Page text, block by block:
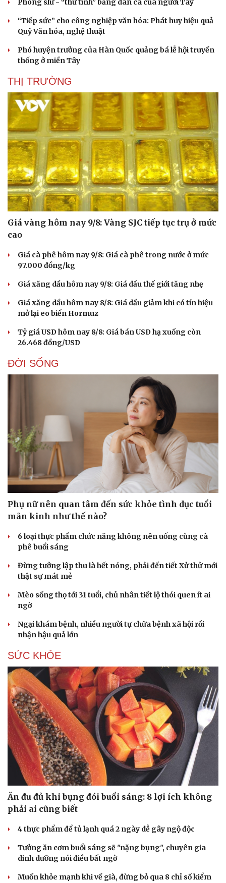
Văn hóa
Sân khấu - Điện ảnh
Văn học
Di sản
Nghệ sĩ
Phong slư - “thư tình” bằng dân ca của người Tày
“Tiếp sức” cho công nghiệp văn hóa: Phát huy hiệu quả
Quỹ Văn hóa, nghệ thuật
Phó huyện trưởng của Hàn Quốc quảng bá lễ hội truyền
thống ở miền Tây
THỊ TRƯỜNG
Giá vàng hôm nay 9/8: Vàng SJC tiếp tục trụ ở mức
cao
Giá cà phê hôm nay 9/8: Giá cà phê trong nước ở mức
97.000 đồng/kg
Giá xăng dầu hôm nay 9/8: Giá dầu thế giới tăng nhẹ
Giá xăng dầu hôm nay 8/8: Giá dầu giảm khi có tín hiệu
mở lại eo biển Hormuz
Tỷ giá USD hôm nay 8/8: Giá bán USD hạ xuống còn
26.468 đồng/USD
ĐỜI SỐNG
Phụ nữ nên quan tâm đến sức khỏe tình dục tuổi
mãn kinh như thế nào?
6 loại thực phẩm chức năng không nên uống cùng cà
phê buổi sáng
Đừng tưởng lập thu là hết nóng, phải đến tiết Xử thử mới
thật sự mát mẻ
Mèo sống thọ tới 31 tuổi, chủ nhân tiết lộ thói quen ít ai
ngờ
Ngại khám bệnh, nhiều người tự chữa bệnh xã hội rồi
nhận hậu quả lớn
SỨC KHỎE
Ăn đu đủ khi bụng đói buổi sáng: 8 lợi ích không
phải ai cũng biết
4 thực phẩm để tủ lạnh quá 2 ngày dễ gây ngộ độc
Tưởng ăn cơm buổi sáng sẽ "nặng bụng", chuyên gia
dinh dưỡng nói điều bất ngờ
Muốn khỏe mạnh khi về già, đừng bỏ qua 8 chỉ số kiểm